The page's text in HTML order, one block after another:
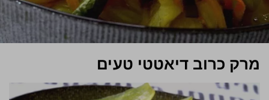
מרק כרוב דיאטטי טעים